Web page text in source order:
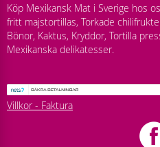
Köp Mexikansk Mat i Sverige hos
fritt majstortillas, Torkade
Bönor, Kaktus, Kryddor, Tortilla
Mexikanska delikatesser.
Villkor - Faktura